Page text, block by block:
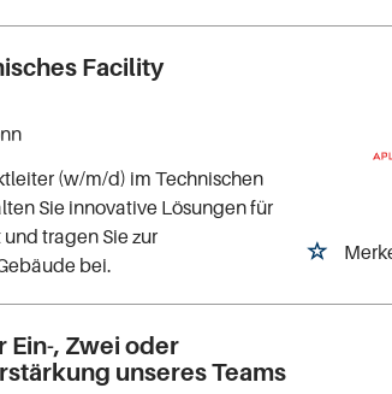
Facility
(w/m/d) im Technischen
Sie innovative Lösungen für
tragen Sie zur
bei.
, Zwei oder
unseres Teams